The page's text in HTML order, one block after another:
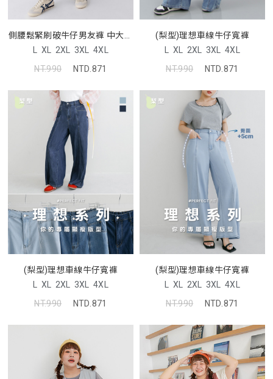
側腰鬆緊刷破牛仔男友褲 中大尺
碼褲子
L XL 2XL 3XL 4XL
NT.990
NTD.871
(梨型)理想車線牛仔寬褲
L XL 2XL 3XL 4XL
NT.990
NTD.871
(梨型)理想車線牛仔寬褲
L XL 2XL 3XL 4XL
NT.990
NTD.871
(梨型)理想車線牛仔寬褲
L XL 2XL 3XL 4XL
NT.990
NTD.871